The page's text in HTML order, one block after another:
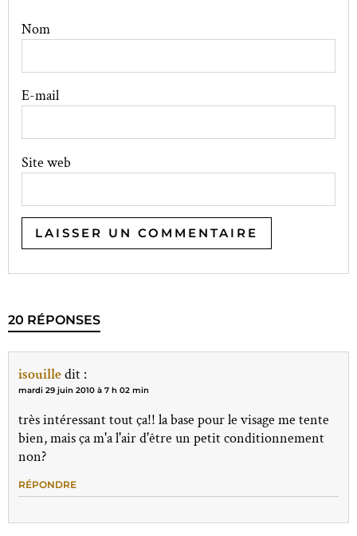
Nom
E-mail
Site web
20 RÉPONSES
isouilledit :
mardi 29 juin 2010 à 7 h 02 min
très intéressant tout ça!! la base pour le visage me tente
bien, mais ça m'a l'air d'être un petit conditionnement
non?
RÉPONDRE